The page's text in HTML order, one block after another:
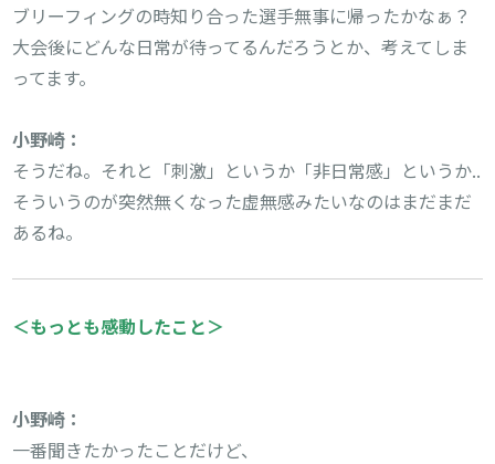
ブリーフィングの時知り合った選手無事に帰ったかなぁ？
大会後にどんな日常が待ってるんだろうとか、考えてしま
ってます。
小野崎：
そうだね。それと「刺激」というか「非日常感」というか..
そういうのが突然無くなった虚無感みたいなのはまだまだ
あるね。
＜もっとも感動したこと＞
一番聞きたかったことだけど、